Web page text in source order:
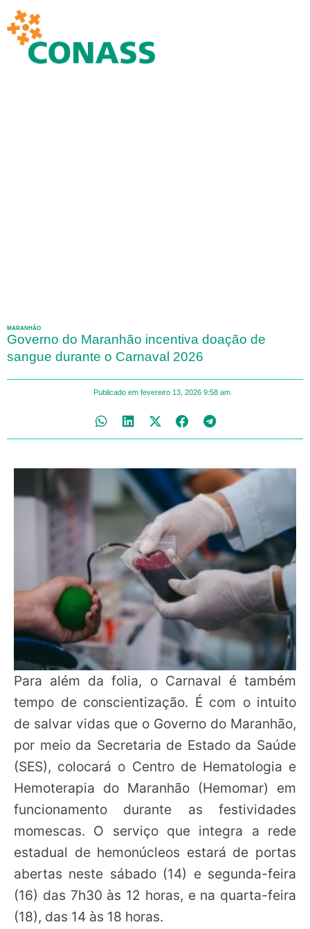
MARANHÃO
Governo do Maranhão incentiva doação de
sangue durante o Carnaval 2026
Publicado em fevereiro 13, 2026 9:58 am
Para além da folia, o Carnaval é também
tempo de conscientização. É com o intuito
de salvar vidas que o Governo do Maranhão,
por meio da Secretaria de Estado da Saúde
(SES), colocará o Centro de Hematologia e
Hemoterapia do Maranhão (Hemomar) em
funcionamento durante as festividades
momescas. O serviço que integra a rede
estadual de hemonúcleos estará de portas
abertas neste sábado (14) e segunda-feira
(16) das 7h30 às 12 horas, e na quarta-feira
(18), das 14 às 18 horas.